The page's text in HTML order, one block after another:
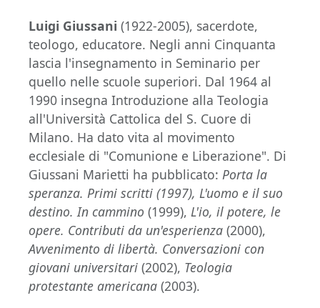
Luigi Giussani (1922-2005), sacerdote,
teologo, educatore. Negli anni Cinquanta
lascia l'insegnamento in Seminario per
quello nelle scuole superiori. Dal 1964 al
1990 insegna Introduzione alla Teologia
all'Università Cattolica del S. Cuore di
Milano. Ha dato vita al movimento
ecclesiale di "Comunione e Liberazione". Di
Giussani Marietti ha pubblicato: Porta la
speranza. Primi scritti (1997), L'uomo e il suo
destino. In cammino (1999), L'io, il potere, le
opere. Contributi da un'esperienza (2000),
Avvenimento di libertà. Conversazioni con
giovani universitari (2002), Teologia
protestante americana (2003).